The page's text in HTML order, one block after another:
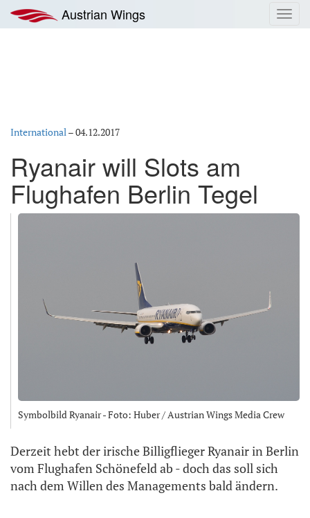
Inhalt
springen
Austrian Wings
International–04.12.2017
Ryanair will Slots am
Flughafen Berlin Tegel
Symbolbild Ryanair - Foto: Huber / Austrian Wings Media Crew
Derzeit hebt der irische Billigflieger Ryanair in Berlin
vom Flughafen Schönefeld ab - doch das soll sich
nach dem Willen des Managements bald ändern.